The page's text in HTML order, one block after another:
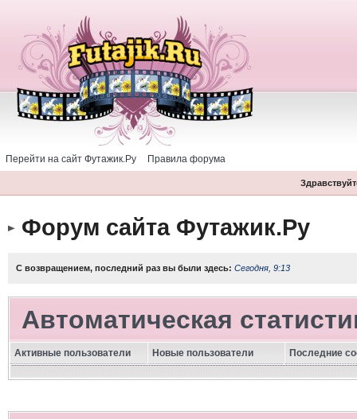
Перейти на сайт Футажик.Ру Правила форума
Форум сайта Футажик.Ру
С возвращением, последний раз вы были здесь: Сегодня, 9:13
Автоматическая
Активные пользователи Новые пользователи Последние